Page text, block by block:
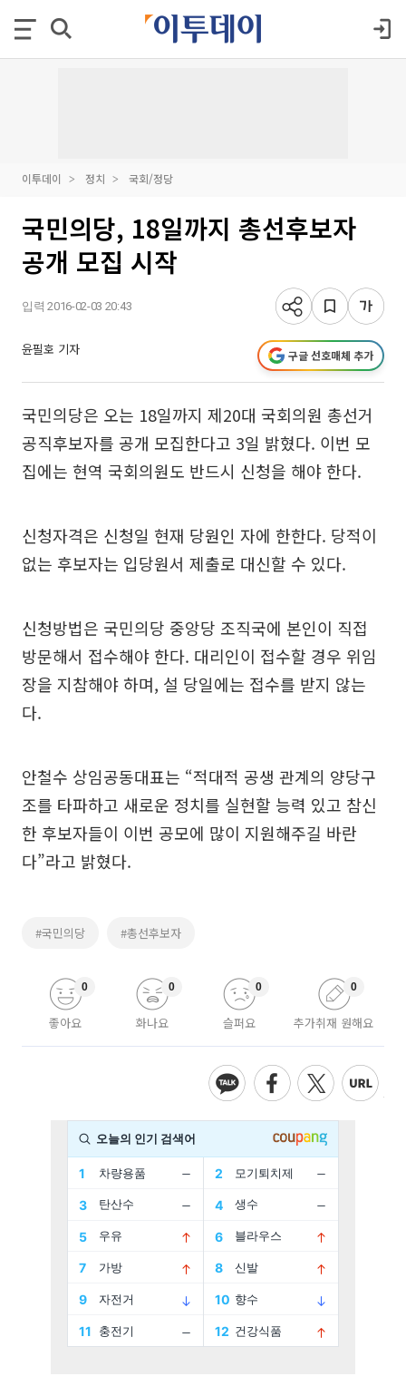
이투데이 정치 국회/정당
국민의당, 18일까지 총선후보자
공개 모집 시작
입력 2016-02-03 20:43
윤필호 기자 구글 선호매체 추가
국민의당은 오는 18일까지 제20대 국회의원 총선거
공직후보자를 공개 모집한다고 3일 밝혔다. 이번 모
집에는 현역 국회의원도 반드시 신청을 해야 한다.
신청자격은 신청일 현재 당원인 자에 한한다. 당적이
없는 후보자는 입당원서 제출로 대신할 수 있다.
신청방법은 국민의당 중앙당 조직국에 본인이 직접
방문해서 접수해야 한다. 대리인이 접수할 경우 위임
장을 지참해야 하며, 설 당일에는 접수를 받지 않는
다.
안철수 상임공동대표는 “적대적 공생 관계의 양당구
조를 타파하고 새로운 정치를 실현할 능력 있고 참신
한 후보자들이 이번 공모에 많이 지원해주길 바란
다”라고 밝혔다.
#국민의당 #총선후보자
좋아요
0
화나요
0
슬퍼요
0
추가취재 원해요
0